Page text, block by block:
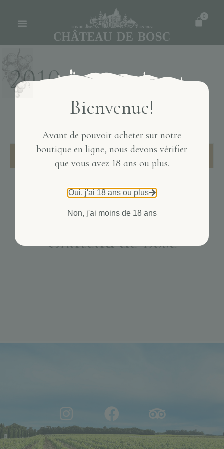
0
2010
Aucun produit ne correspond à votre sélection.
Château de Bosc
Bienvenue!
Avant de pouvoir acheter sur notre
boutique en ligne, nous devons vérifier
que vous avez 18 ans ou plus.
Oui, j'ai 18 ans ou plus
Non, j'ai moins de 18 ans